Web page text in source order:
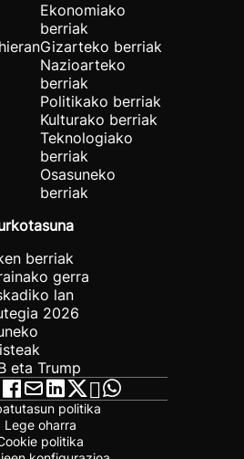
Ekonomiako
berriak
Gizarteko berriak
Nazioarteko
berriak
Politikako berriak
Kulturako berriak
Teknologiako
berriak
Osasuneko
berriak
berriak
gerra
lan
2026
eta Trump
politika
Lege oharra
politika